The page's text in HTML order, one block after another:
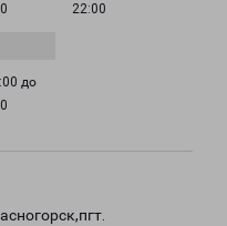
22:00
до